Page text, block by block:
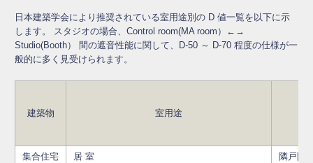
日本建築学会により推奨されている室用途別の D 値一覧を以下に示
します。 スタジオの場合、Control room(MA room）←→
Studio(Booth） 間の遮音性能に関して、D-50 ～ D-70 程度の仕様が一
般的に多く見受けられます。
建築物 室用途
集合住宅 居 室 隣戸間